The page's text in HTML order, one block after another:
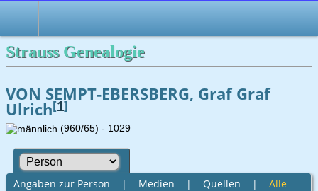
Strauss Genealogie
VON SEMPT-EBERSBERG, Graf Graf
Ulrich[1]
(960/65) - 1029
Angaben zur Person | Medien | Quellen | Alle